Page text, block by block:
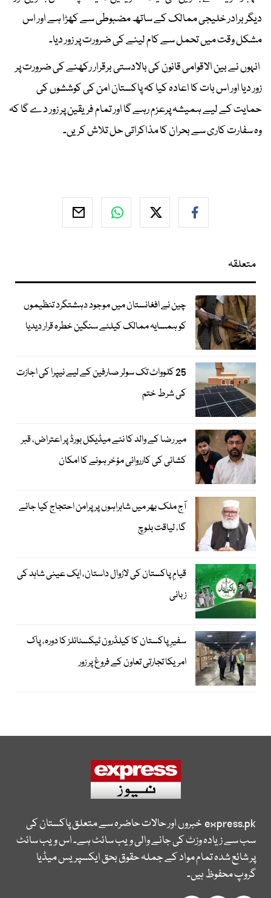
دیگر برادر خلیجی ممالک کے ساتھ مضبوطی سے کھڑا ہے اور اس
مشکل وقت میں تحمل سے کام لینے کی ضرورت پر زور دیا۔
انہوں نے بین الاقوامی قانون کی بالادستی برقرار رکھنے کی ضرورت پر
زور دیا اور اس بات کا اعادہ کیا کہ پاکستان امن کی کوششوں کی
حمایت کے لیے ہمیشہ پرعزم رہے گا اور تمام فریقین پر زور دے گا کہ
وہ سفارت کاری سے بحران کا مذاکراتی حل تلاش کریں۔
متعلقہ
چین نے افغانستان میں موجود دہشتگرد تنظیموں
کو ہمسایہ ممالک کیلئے سنگین خطرہ قرار دیدیا
25 کلوواٹ تک سولر صارفین کے لیے نیپرا کی اجازت
کی شرط ختم
میر رضا کے والد کا نئے میڈیکل بورڈ پر اعتراض، قبر
کشائی کی کارروائی مؤخر ہونے کا امکان
آج ملک بھر میں شاہراہوں پر پرامن احتجاج کیا جائے
گا، لیاقت بلوچ
قیامِ پاکستان کی لازوال داستان، ایک عینی شاہد کی
زبانی
سفیرِ پاکستان کا کیلڈرون ٹیکسٹائلز کا دورہ، پاک
امریکا تجارتی تعاون کے فروغ پر زور
express.pkخبروں اور حالات حاضرہ سے متعلق پاکستان کی
سب سے زیادہ وزٹ کی جانے والی ویب سائٹ ہے۔ اس ویب سائٹ
پر شائع شدہ تمام مواد کے جملہ حقوق بحق ایکسپریس میڈیا
گروپ محفوظ ہیں۔